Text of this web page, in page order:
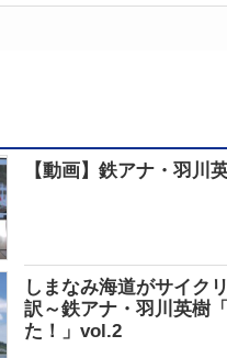
【動画】鉄アナ・羽川
しまなみ海道がサイク
訳～鉄アナ・羽川英樹
た！」vol.2